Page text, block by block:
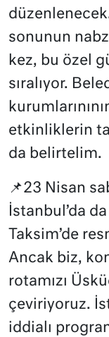
sonunun
kez, bu özel
sıralıyor.
etkinliklerin
da belirtelim.
📌23 Nisan
İstanbul’da
Taksim’de
Ancak biz,
rotamızı
çeviriyoruz.
iddialı